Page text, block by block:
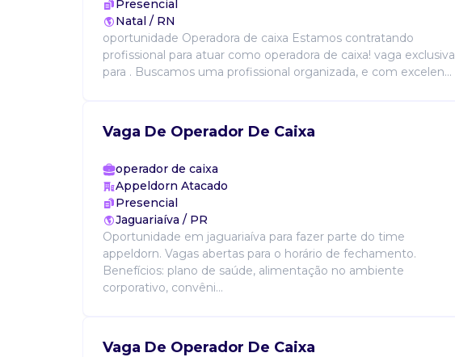
Presencial
Natal / RN
oportunidade Operadora de caixa Estamos contratando
profissional para atuar como operadora de caixa! vaga exclusiva
para . Buscamos uma profissional organizada, e com excelen...
Vaga De Operador De Caixa
operador de caixa
Appeldorn Atacado
Presencial
Jaguariaíva / PR
Oportunidade em jaguariaíva para fazer parte do time
appeldorn. Vagas abertas para o horário de fechamento.
Benefícios: plano de saúde, alimentação no ambiente
corporativo, convêni...
Vaga De Operador De Caixa